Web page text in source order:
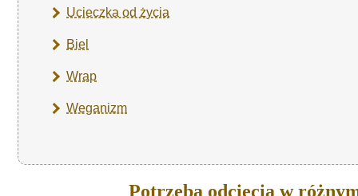
Ucieczka od życia
Biel
Wrap
Weganizm
Potrzeba odcięcia w